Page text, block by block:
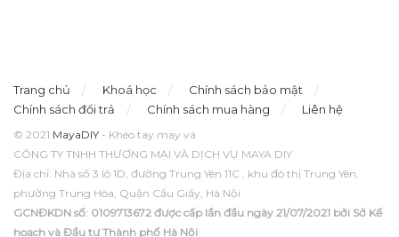
Trang chủ Khoá học
Chính sách bảo mật
Chính sách đổi trả
Chính sách mua hàng Liên hệ
© 2021 MayaDIY - Khéo tay may vá
CÔNG TY TNHH THƯƠNG MẠI VÀ DỊCH VỤ MAYA DIY
Địa chỉ: Nhà số 3 lô 1D, đường Trung Yên 11C , khu đô thị Trung Yên,
phường Trung Hòa, Quận Cầu Giấy, Hà Nội
GCNĐKDN số: 0109713672 được cấp lần đầu ngày 21/07/2021 bởi Sở Kế
hoạch và Đầu tư Thành phố Hà Nội